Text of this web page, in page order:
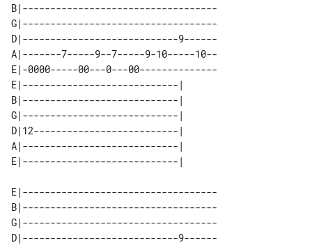
B|-----------------------------------
G|-----------------------------------
D|----------------------------9------
A|-------7-----9--7-----9-10-----10--
E|-0000-----00---0---00--------------
E|----------------------------|
B|----------------------------|
G|----------------------------|
D|12--------------------------|
A|----------------------------|
E|-----------------------------------
B|-----------------------------------
G|-----------------------------------
D|----------------------------9------